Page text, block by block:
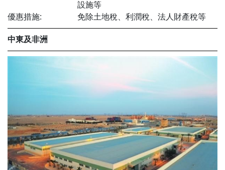
設施等
優惠措施:
免除土地稅、利潤稅、法人財產稅等
中東及非洲